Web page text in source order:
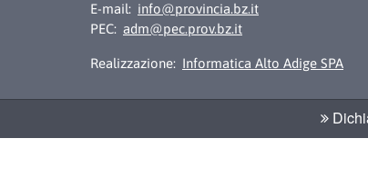
E-mail: info@provincia.bz.it
PEC: adm@pec.prov.bz.it
Realizzazione: Informatica Alto Adige SPA